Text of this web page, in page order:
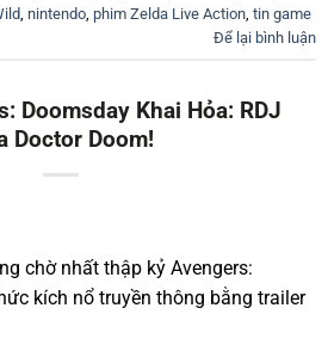
nintendo phim Zelda Live Action tin game
Để lại bình luận
Doomsday Khai Hỏa: RDJ
Doctor Doom!
chờ nhất thập kỷ Avengers:
kích nổ truyền thông bằng trailer